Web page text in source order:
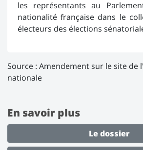
les représentants au
nationalité française dans le
électeurs des élections
Source : Amendement sur le site de
nationale
En savoir plus
Le dossier